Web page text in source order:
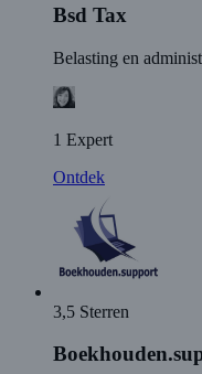
Bsd Tax
Belasting en
1 Expert
Ontdek
3,5 Sterren